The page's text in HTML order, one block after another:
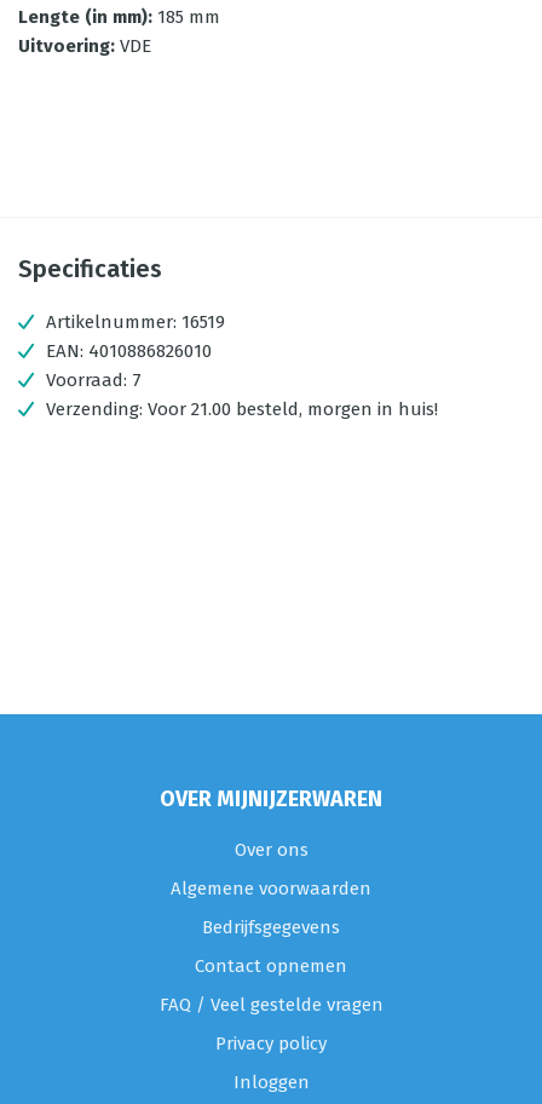
Lengte (in mm): 185 mm
Uitvoering: VDE
Specificaties
Artikelnummer: 16519
EAN: 4010886826010
Voorraad: 7
Verzending: Voor 21.00 besteld, morgen in huis!
OVER MIJNIJZERWAREN
Over ons
Algemene voorwaarden
Bedrijfsgegevens
Contact opnemen
FAQ / Veel gestelde vragen
Privacy policy
Inloggen